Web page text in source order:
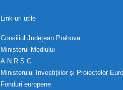
Link-uri utile
Consiliul Județean Prahova
Ministerul Mediului
A.N.R.S.C.
Ministerului Investițiilor și Proiectelor
Fonduri europene